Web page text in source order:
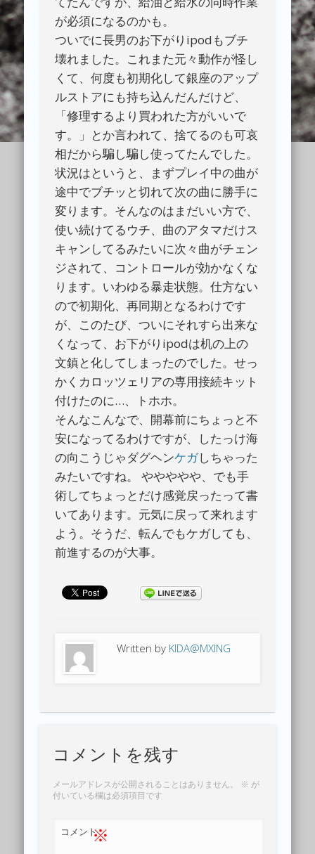
が必須になるのかも。
ついでに長男のお下がりipodもブチ
壊れました。これまた元々動作が怪し
くて、何度も初期化して銀座のアップ
ルストアにも持ち込んだんだけど、
「修理するより買われた方がいいで
す。」とか言われて、捨てるのも可哀
相だから騙し騙し使ってたんでした。
状況はというと、まずプレイ中の曲が
途中でブチッと切れて次の曲に勝手に
変ります。そんなのはまだいい方で、
使い続けてるウチ、曲のアタマだけス
キャンしてるみたいに次々曲がチェン
ジされて、コントロールが効かなくな
ります。いわゆる暴走状態。仕方ない
ので初期化、再同期となるわけです
が、このたび、ついにそれすら出来な
くなって、お下がりipodは机の上の
文鎮と化してしまったのでした。せっ
かくカロッツェリアの専用接続キット
付けたのに…、トホホ。
そんなこんなで、開幕前にちょっと不
安になってるわけですが、したっけ海
の向こうじゃダグヘンケガしちゃった
みたいですね。 ややややや、でも手
術してちょっとだけ感覚戻ったって書
いてあります。元気に戻って来れます
よう。そうだ、転んでもケガしても、
前進するのが大事。
Written by KIDA@MXING
コメントを残す
メールアドレスが公開されることはありません。 ※ が
付いている欄は必須項目です
コメント※